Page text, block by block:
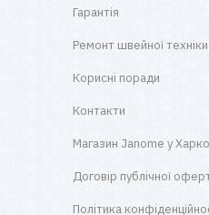
Гарантія
Ремонт швейної техніки
Корисні поради
Контакти
Магазин Janome у
Договір публічної
Політика